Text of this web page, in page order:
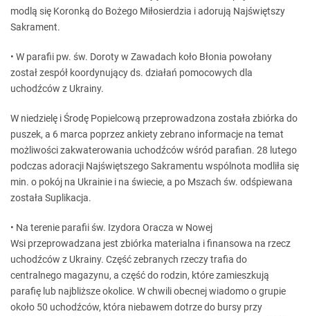
modlą się Koronką do Bożego Miłosierdzia i adorują Najświętszy
Sakrament.
• W parafii pw. św. Doroty w Zawadach koło Błonia powołany
został zespół koordynujący ds. działań pomocowych dla
uchodźców z Ukrainy.
W niedzielę i Środę Popielcową przeprowadzona została zbiórka do
puszek, a 6 marca poprzez ankiety zebrano informacje na temat
możliwości zakwaterowania uchodźców wśród parafian. 28 lutego
podczas adoracji Najświętszego Sakramentu wspólnota modliła się
min. o pokój na Ukrainie i na świecie, a po Mszach św. odśpiewana
została Suplikacja.
• Na terenie parafii św. Izydora Oracza w Nowej
Wsi przeprowadzana jest zbiórka materialna i finansowa na rzecz
uchodźców z Ukrainy. Część zebranych rzeczy trafia do
centralnego magazynu, a część do rodzin, które zamieszkują
parafię lub najbliższe okolice. W chwili obecnej wiadomo o grupie
około 50 uchodźców, która niebawem dotrze do bursy przy